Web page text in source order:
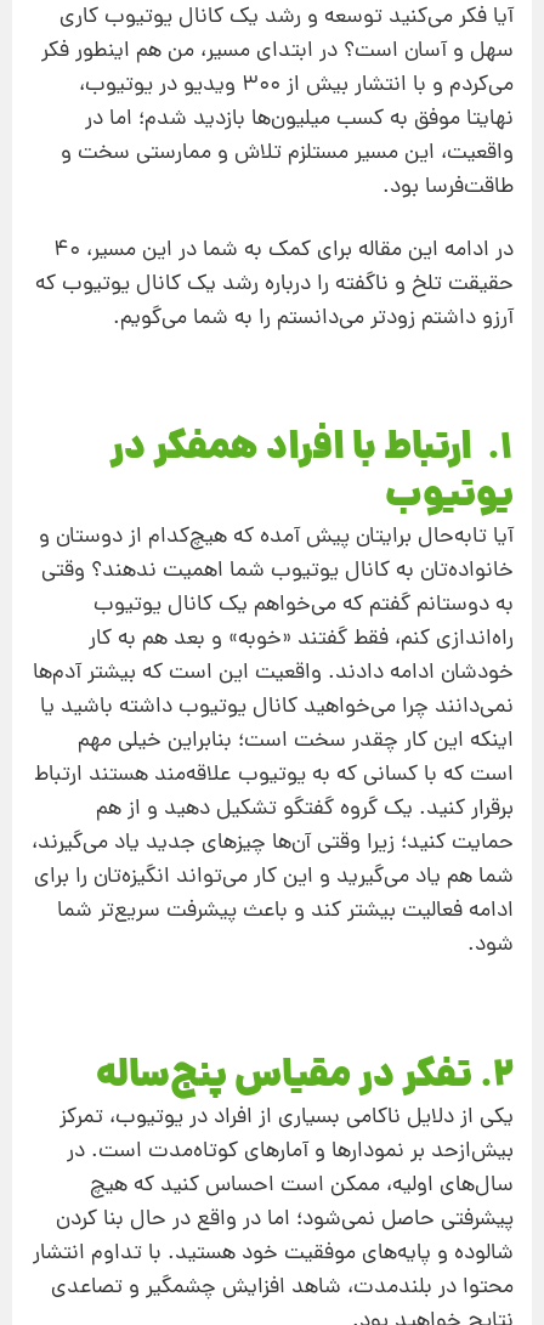
آیا فکر می‌کنید توسعه و رشد یک کانال یوتیوب کاری
سهل و آسان است؟ در ابتدای مسیر، من هم اینطور فکر
می‌کردم و با انتشار بیش از 300 ویدیو در یوتیوب،
نهایتا موفق به کسب میلیون‌ها بازدید شدم؛ اما در
واقعیت، این مسیر مستلزم تلاش و ممارستی سخت و
طاقت‌فرسا بود.
در ادامه این مقاله برای کمک به شما در این مسیر، 40
حقیقت تلخ و ناگفته را درباره رشد یک کانال یوتیوب که
آرزو داشتم زودتر می‌دانستم را به شما می‌گویم.
1. ارتباط با افراد همفکر در
یوتیوب
آیا تا‌به‌حال برایتان پیش آمده که هیچ‌کدام از دوستان و
خانواده‌تان به کانال یوتیوب شما اهمیت ندهند؟ وقتی
به دوستانم گفتم که می‌خواهم یک کانال یوتیوب
راه‌اندازی کنم، فقط گفتند «خوبه» و بعد هم به کار
خودشان ادامه دادند. واقعیت این است که بیشتر آدم‌ها
نمی‌دانند چرا می‌خواهید کانال یوتیوب داشته باشید یا
اینکه این کار چقدر سخت است؛ بنابراین خیلی مهم
است که با کسانی که به یوتیوب علاقه‌مند هستند ارتباط
برقرار کنید. یک گروه گفتگو تشکیل دهید و از هم
حمایت کنید؛ زیرا وقتی آن‌ها چیزهای جدید یاد می‌گیرند،
شما هم یاد می‌گیرید و این کار می‌تواند انگیزه‌تان را برای
ادامه فعالیت بیشتر کند و باعث پیشرفت سریع‌تر شما
شود.
2. تفکر در مقیاس پنج‌ساله
یکی از دلایل ناکامی بسیاری از افراد در یوتیوب، تمرکز
بیش‌از‌حد بر نمودارها و آمارهای کوتاه‌مدت است. در
سال‌های اولیه، ممکن است احساس کنید که هیچ
پیشرفتی حاصل نمی‌شود؛ اما در واقع در حال بنا کردن
شالوده و پایه‌های موفقیت خود هستید. با تداوم انتشار
محتوا در بلندمدت، شاهد افزایش چشمگیر و تصاعدی